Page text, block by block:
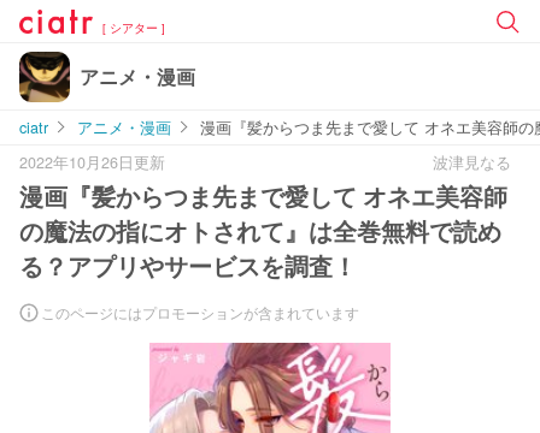
[ シアター ]
アニメ・漫画
ciatr アニメ・漫画
漫画『髪からつま先まで愛して オネエ美容師
2022年10月26日更新
波津見なる
漫画『髪からつま先まで愛して オネエ美容師
の魔法の指にオトされて』は全巻無料で読め
る？アプリやサービスを調査！
このページにはプロモーションが含まれています